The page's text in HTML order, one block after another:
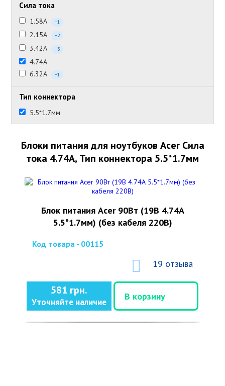
Сила тока
1.58А +1
2.15А +2
3.42А +3
4.74А
6.32А
+1
Тип коннектора
5.5*1.7мм
Блоки питания для ноутбуков Acer Сила
тока 4.74А, Тип коннектора 5.5*1.7мм
Блок питания Acer 90Вт (19В 4.74А
5.5*1.7мм) (без кабеля 220В)
Код товара - 00115
19 отзыва
581 грн.
Уточняйте наличие
В корзину